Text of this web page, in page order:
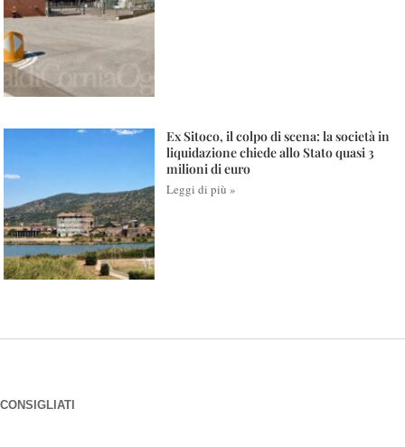
Ex Sitoco, il colpo di scena: la società in
liquidazione chiede allo Stato quasi 3
milioni di euro
Leggi di più »
CONSIGLIATI